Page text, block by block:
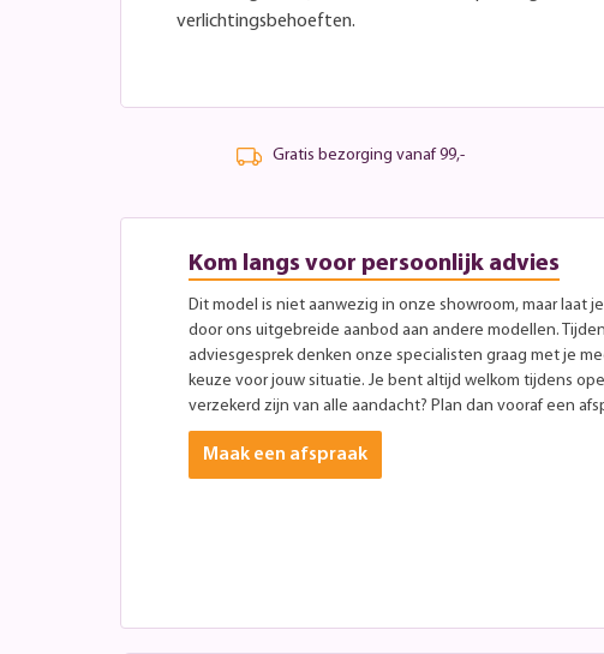
verlichtingsbehoeften.
Gratis bezorging vanaf 99,-
Kom langs voor persoonlijk advies
Dit model is niet aanwezig in onze showroom, maar laat
door ons uitgebreide aanbod aan andere modellen.
adviesgesprek denken onze specialisten graag met je
keuze voor jouw situatie. Je bent altijd welkom tijdens
verzekerd zijn van alle aandacht? Plan dan vooraf een
Maak een afspraak